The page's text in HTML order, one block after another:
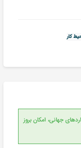
کار
به دلیل تطابق با دانش به روز و مورد تایید استانداردهای جهانی، امکان بروز